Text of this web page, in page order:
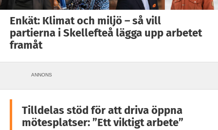
Enkät: Klimat och miljö – så vill
partierna i Skellefteå lägga upp arbetet
framåt
ANNONS
Tilldelas stöd för att driva öppna
mötesplatser: ”Ett viktigt arbete”